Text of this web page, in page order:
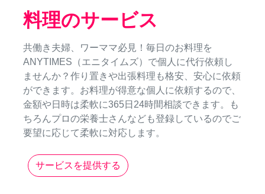
料理のサービス
共働き夫婦、ワーママ必見！毎日のお料理を
ANYTIMES（エニタイムズ）で個人に代行依頼し
ませんか？作り置きや出張料理も格安、安心に依頼
ができます。お料理が得意な個人に依頼するので、
金額や日時は柔軟に365日24時間相談できます。も
ちろんプロの栄養士さんなども登録しているのでご
要望に応じて柔軟に対応します。
サービスを提供する